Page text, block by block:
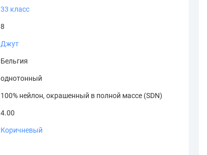
33 класс
8
Джут
Бельгия
однотонный
100% нейлон, окрашенный в полной массе (SDN)
4.00
Коричневый